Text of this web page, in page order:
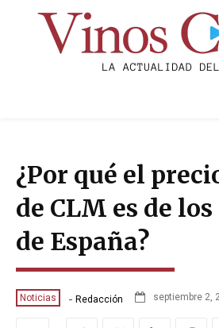
¿Por qué el
de CLM es de
de España?
Noticias - Redacción septiembre 2,